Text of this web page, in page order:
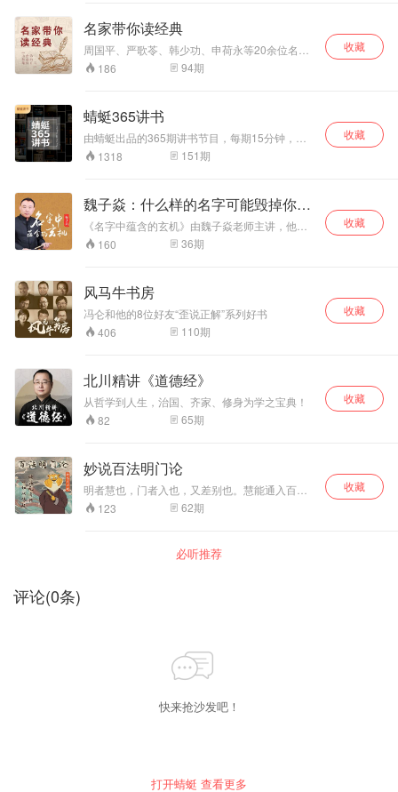
政治学、军事学、心理学、社会学、文学、情报
学等多种学科，是一部可以被广泛解读的著作。
它一直为中国乃至世界军事家、政治家和外交家
所研究，现又成为当代商家的必备之书。它所揭
示的智谋权术的各类表现形式，被广泛运用于内
是人与人的关系，道家解决的是人与规律的关
系， 那么，鬼谷子的纵横之术就是让你建功立
业、真正充满权谋策略的智慧。 您所听到的《鬼
谷子：原文精讲》这个节目的课程，我尽力争取
典、决胜千里的实用指南。
名家带你读经典
周国平、严歌苓、韩少功、申荷永等20余位名家
担任你的“经典摆渡人”，用声音为你解读经典的魅
力。他们都是所在领域的顶级名家，很早便学会
就离不开经典带来的力量。 这些名家凭借个人多
年的积累和感悟，他们掌握了轻松读透经典的方
法，40本横跨文学、哲学、心理学、历史学等多
个领域的经典图书，会在有限的时间，帮你快速
汲取“精神母乳”的养分。 聆听名家的声音，体味
186 94期
收藏
蜻蜓365讲书
由蜻蜓出品的365期讲书节目，每期15分钟，轻
松get最热门书籍，你想看的经典文学、超实用的
各类技巧，解决你的阅读焦虑，为你提供更多阅
1318 151期
收藏
魏子焱：什么样的名字可能毁掉你一
生
《名字中蕴含的玄机》由魏子焱老师主讲，他将
用结合二十余载潜心专研和实践，以及对国学之
精髓领悟及造诣，打造一堂别开生面、形象生动
160 36期
收藏
风马牛书房
冯仑和他的8位好友“歪说正解”系列好书
406
110期
收藏
北川精讲《道德经》
从哲学到人生，治国、齐家、修身为学之宝典！
82
65期
收藏
妙说百法明门论
明者慧也，门者入也，又差别也。慧能通入百法
之真性，又百法之慧各有差别，故曰明门。 通过
对百法的了解，了解世俗的善恶和出世间的善
新。助理微信：mary1718
123 62期
收藏
必听推荐
评论(0条)
快来抢沙发吧！
打开蜻蜓 查看更多